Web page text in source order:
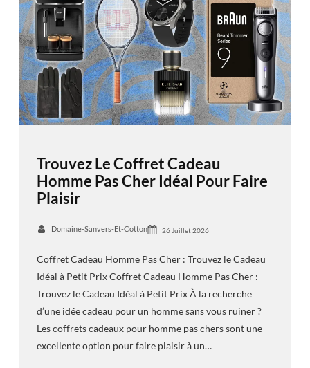
Trouvez Le Coffret Cadeau
Homme Pas Cher Idéal Pour Faire
Plaisir
Domaine-Sanvers-Et-Cotton 26 Juillet 2026
Coffret Cadeau Homme Pas Cher : Trouvez le Cadeau
Idéal à Petit Prix Coffret Cadeau Homme Pas Cher :
Trouvez le Cadeau Idéal à Petit Prix À la recherche
d’une idée cadeau pour un homme sans vous ruiner ?
Les coffrets cadeaux pour homme pas chers sont une
excellente option pour faire plaisir à un…